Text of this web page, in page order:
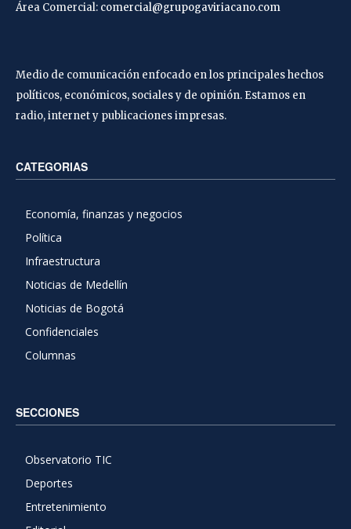
Área Comercial: comercial@grupogaviriacano.com
Medio de comunicación enfocado en los principales hechos
políticos, económicos, sociales y de opinión. Estamos en
radio, internet y publicaciones impresas.
CATEGORIAS
Economía, finanzas y negocios
Política
Infraestructura
Noticias de Medellín
Noticias de Bogotá
Confidenciales
Columnas
SECCIONES
Observatorio TIC
Deportes
Entretenimiento